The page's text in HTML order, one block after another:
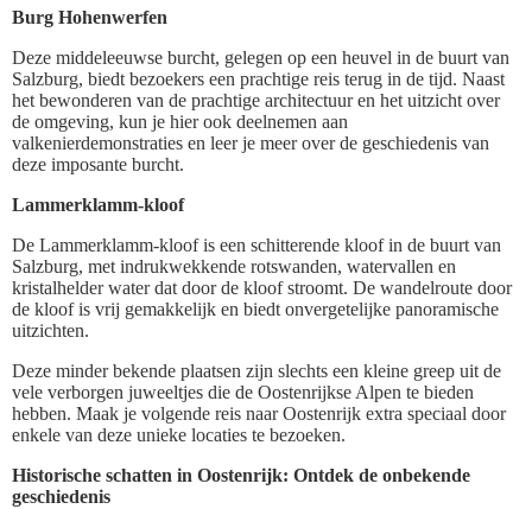
Burg Hohenwerfen
Deze middeleeuwse burcht, gelegen op een heuvel in de buurt van
Salzburg, biedt bezoekers een prachtige reis terug in de tijd. Naast
het bewonderen van de prachtige architectuur en het uitzicht over
de omgeving, kun je hier ook deelnemen aan
valkenierdemonstraties en leer je meer over de geschiedenis van
deze imposante burcht.
Lammerklamm-kloof
De Lammerklamm-kloof is een schitterende kloof in de buurt van
Salzburg, met indrukwekkende rotswanden, watervallen en
kristalhelder water dat door de kloof stroomt. De wandelroute door
de kloof is vrij gemakkelijk en biedt onvergetelijke panoramische
uitzichten.
Deze minder bekende plaatsen zijn slechts een kleine greep uit de
vele verborgen juweeltjes die de Oostenrijkse Alpen te bieden
hebben. Maak je volgende reis naar Oostenrijk extra speciaal door
enkele van deze unieke locaties te bezoeken.
Historische schatten in Oostenrijk: Ontdek de onbekende
geschiedenis